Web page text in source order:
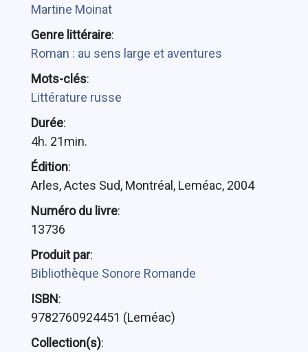
Martine Moinat
Genre littéraire:
Roman : au sens large et aventures
Mots-clés:
Littérature russe
Durée:
4h. 21min.
Édition:
Arles, Actes Sud, Montréal, Leméac, 2004
Numéro du livre:
13736
Produit par:
Bibliothèque Sonore Romande
ISBN:
9782760924451 (Leméac)
Collection(s):